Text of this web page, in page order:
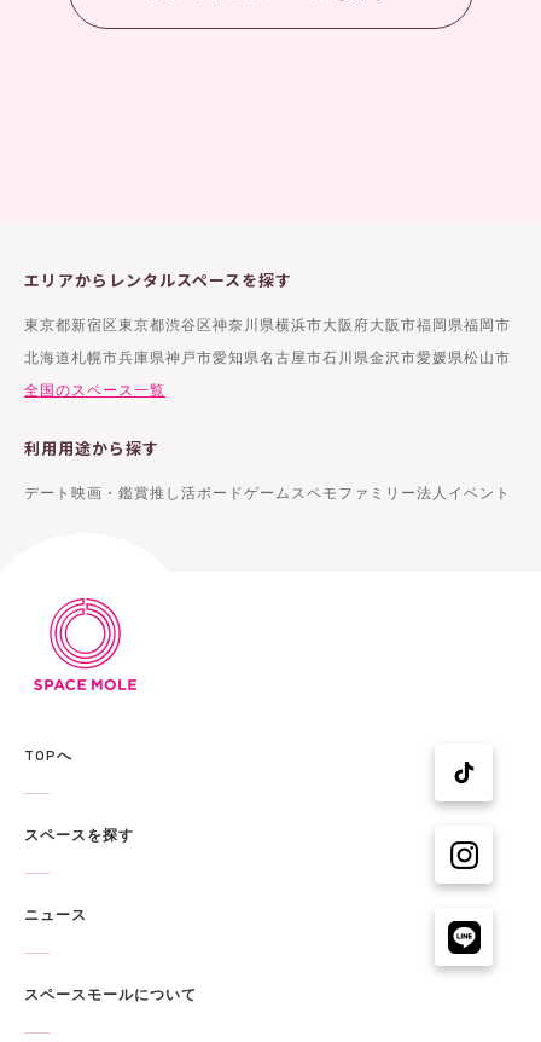
エリアからレンタルスペースを探す
東京都新宿区東京都渋谷区神奈川県横浜市大阪府大阪市福岡県福岡市
北海道札幌市兵庫県神戸市愛知県名古屋市石川県金沢市愛媛県松山市
全国のスペース一覧
利用用途から探す
デート 映画・鑑賞推し活ボードゲーム スペモファミリー法人イベント
TOPへ
スペースを探す
ニュース
スペースモールについて